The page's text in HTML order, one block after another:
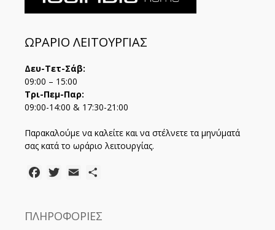
ΩΡΑΡΙΟ ΛΕΙΤΟΥΡΓΙΑΣ
Δευ-Τετ-Σάβ:
09:00 – 15:00
Τρι-Πεμ-Παρ:
09:00-14:00 & 17:30-21:00
Παρακαλούμε να καλείτε και να στέλνετε τα μηνύματά
σας κατά το ωράριο λειτουργίας.
FacebookTwitter
Email
ΠΛΗΡΟΦΟΡΙΕΣ